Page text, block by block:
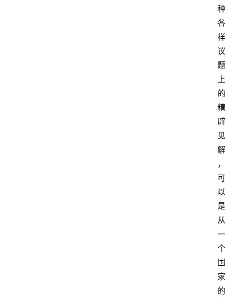
种
各
样
议
题
上
的
精
辟
见
解
，
可
以
是
从
一
个
国
家
的